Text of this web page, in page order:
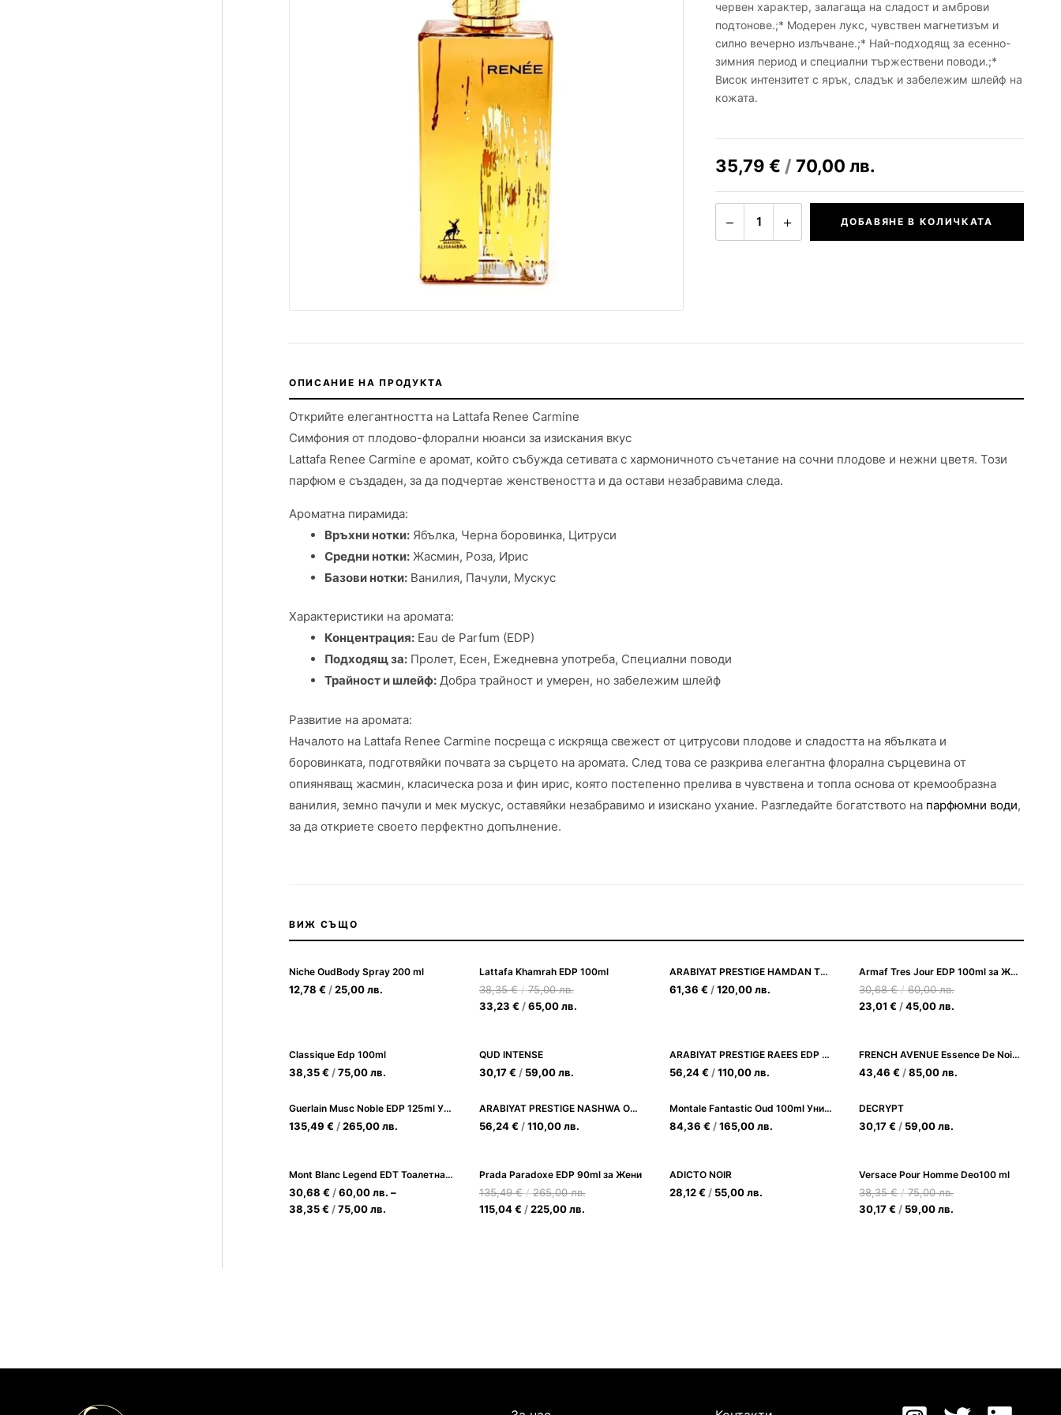
червен характер, залагаща на сладост и амброви
подтонове.;* Модерен лукс, чувствен магнетизъм и
силно вечерно излъчване.;* Най-подходящ за есенно-
зимния период и специални тържествени поводи.;*
Висок интензитет с ярък, сладък и забележим шлейф на
кожата.
35,79 € / 70,00 лв.
− 1 + ДОБАВЯНЕ В КОЛИЧКАТА
ОПИСАНИЕ НА ПРОДУКТА
Открийте елегантността на Lattafa Renee Carmine
Симфония от плодово-флорални нюанси за изискания вкус
Lattafa Renee Carmine е аромат, който събужда сетивата с хармоничното съчетание на сочни плодове и нежни цветя. Този
парфюм е създаден, за да подчертае женствеността и да остави незабравима следа.
Ароматна пирамида:
Връхни нотки: Ябълка, Черна боровинка, Цитруси
Средни нотки: Жасмин, Роза, Ирис
Базови нотки: Ванилия, Пачули, Мускус
Характеристики на аромата:
Концентрация: Eau de Parfum (EDP)
Подходящ за: Пролет, Есен, Ежедневна употреба, Специални поводи
Трайност и шлейф: Добра трайност и умерен, но забележим шлейф
Развитие на аромата:
Началото на Lattafa Renee Carmine посреща с искряща свежест от цитрусови плодове и сладостта на ябълката и
боровинката, подготвяйки почвата за сърцето на аромата. След това се разкрива елегантна флорална сърцевина от
опияняващ жасмин, класическа роза и фин ирис, която постепенно прелива в чувствена и топла основа от кремообразна
ванилия, земно пачули и мек мускус, оставяйки незабравимо и изискано ухание. Разгледайте богатството на парфюмни води,
за да откриете своето перфектно допълнение.
ВИЖ СЪЩО
Niche OudBody Spray 200 ml
12,78 € /25,00лв.
Lattafa Khamrah EDP 100ml
38,35€/75,00лв.
33,23 € /65,00лв.
ARABIYAT PRESTIGE HAMDAN THE SHEIKH EDP 75ML
61,36 € /120,00лв.
Armaf Tres Jour EDP 100ml за Жени
30,68€/60,00лв.
23,01€ /45,00лв.
Classique Edp 100ml
38,35€ /75,00лв.
QUD INTENSE
30,17€ / 59,00лв.
ARABIYAT PRESTIGE RAEES EDP 180ML
56,24€ /110,00лв.
FRENCH AVENUE Essence De Noir Edp 100ml
43,46€ /85,00лв.
Guerlain Musc Noble EDP 125ml Унисекс
135,49 € /265,00лв.
ARABIYAT PRESTIGE NASHWA OUD EDP 100ML
56,24€ /110,00лв.
Montale Fantastic Oud 100ml Унисекс парфюм
84,36 € /165,00лв.
DECRYPT
30,17€ / 59,00лв.
Mont Blanc Legend EDT Тоалетна вода за Мъже
30,68 € /60,00лв. –
38,35€ /75,00лв.
Prada Paradoxe EDP 90ml за Жени
135,49€/265,00лв.
115,04€ /225,00лв.
ADICTO NOIR
28,12€ / 55,00лв.
Versace Pour Homme Deo100 ml
38,35€/75,00лв.
30,17€ / 59,00лв.